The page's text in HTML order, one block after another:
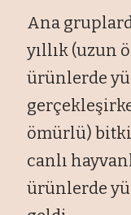
Ana
yıllık (uzun
ürünlerde
ömürlü)
canlı
ürünlerde